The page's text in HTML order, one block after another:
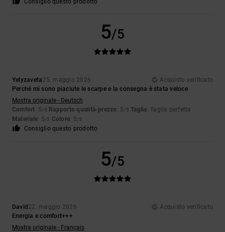
Consiglio questo prodotto
5/5
Yelyzaveta25. maggio 2026
Acquisto verificato
Perché mi sono piaciute le scarpe e la consegna è stata veloce
Mostra originale - Deutsch
Comfort: 5/5 Rapporto qualità-prezzo : 5/5 Taglia: Taglia perfetta
Materiale: 5/5 Colore: 5/5
Consiglio questo prodotto
5/5
David 22. maggio 2026
Acquisto verificato
Energia e comfort+++
Mostra originale - Français